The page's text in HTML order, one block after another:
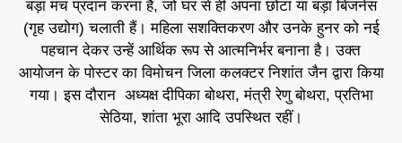
बड़ा मंच प्रदान करना है, जो घर से ही अपना छोटा या बड़ा बिजनेस
(गृह उद्योग) चलाती हैं। महिला सशक्तिकरण और उनके हुनर को नई
पहचान देकर उन्हें आर्थिक रूप से आत्मनिर्भर बनाना है। उक्त
आयोजन के पोस्टर का विमोचन जिला कलक्टर निशांत जैन द्वारा किया
गया। इस दौरान अध्यक्ष दीपिका बोथरा, मंत्री रेणु बोथरा, प्रतिभा
सेठिया, शांता भूरा आदि उपस्थित रहीं।